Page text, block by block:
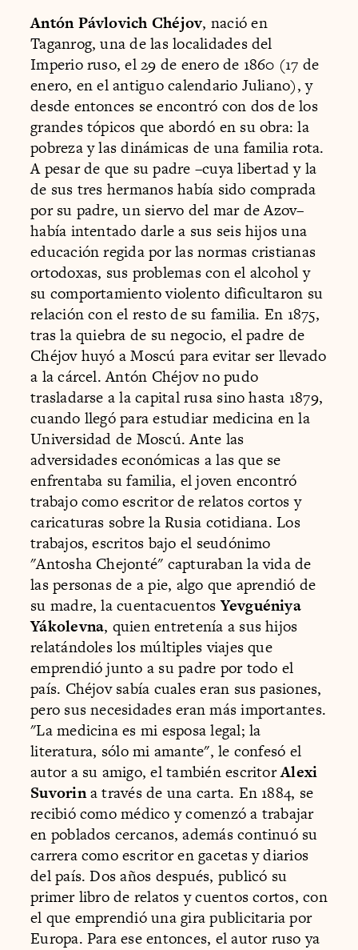
Antón Pávlovich Chéjov, nació en
Taganrog, una de las localidades del
Imperio ruso, el 29 de enero de 1860 (17 de
enero, en el antiguo calendario Juliano), y
desde entonces se encontró con dos de los
grandes tópicos que abordó en su obra: la
pobreza y las dinámicas de una familia rota.
A pesar de que su padre –cuya libertad y la
de sus tres hermanos había sido comprada
por su padre, un siervo del mar de Azov–
había intentado darle a sus seis hijos una
educación regida por las normas cristianas
ortodoxas, sus problemas con el alcohol y
su comportamiento violento dificultaron su
relación con el resto de su familia. En 1875,
tras la quiebra de su negocio, el padre de
Chéjov huyó a Moscú para evitar ser llevado
a la cárcel. Antón Chéjov no pudo
trasladarse a la capital rusa sino hasta 1879,
cuando llegó para estudiar medicina en la
Universidad de Moscú. Ante las
adversidades económicas a las que se
enfrentaba su familia, el joven encontró
trabajo como escritor de relatos cortos y
caricaturas sobre la Rusia cotidiana. Los
trabajos, escritos bajo el seudónimo
"Antosha Chejonté" capturaban la vida de
las personas de a pie, algo que aprendió de
su madre, la cuentacuentosYevguéniya
Yákolevna, quien entretenía a sus hijos
relatándoles los múltiples viajes que
emprendió junto a su padre por todo el
país. Chéjov sabía cuales eran sus pasiones,
pero sus necesidades eran más importantes.
"La medicina es mi esposa legal; la
literatura, sólo mi amante", le confesó el
autor a su amigo, el también escritorAlexi
Suvorina través de una carta. En 1884, se
recibió como médico y comenzó a trabajar
en poblados cercanos, además continuó su
carrera como escritor en gacetas y diarios
del país. Dos años después, publicó su
primer libro de relatos y cuentos cortos, con
el que emprendió una gira publicitaria por
Europa. Para ese entonces, el autor ruso ya